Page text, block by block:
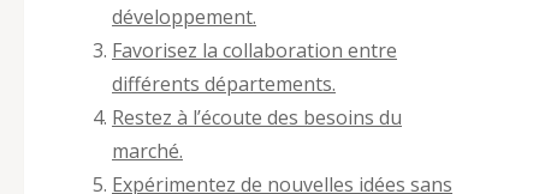
développement.
Favorisez la collaboration entre
différents départements.
Restez à l’écoute des besoins du
marché.
Expérimentez de nouvelles idées sans